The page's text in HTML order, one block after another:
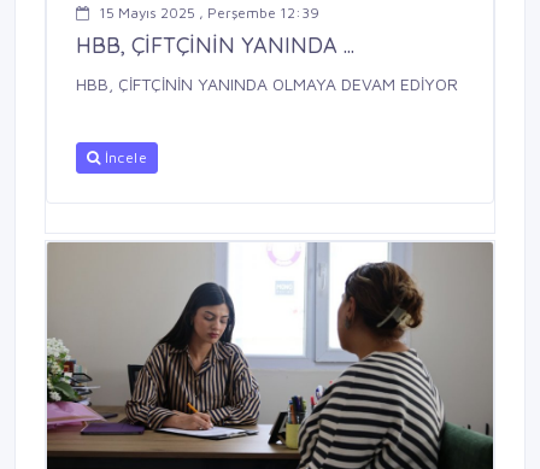
15 Mayıs 2025 , Perşembe 12:39
HBB, ÇİFTÇİNİN YANINDA ...
HBB, ÇİFTÇİNİN YANINDA OLMAYA DEVAM EDİYOR
İncele